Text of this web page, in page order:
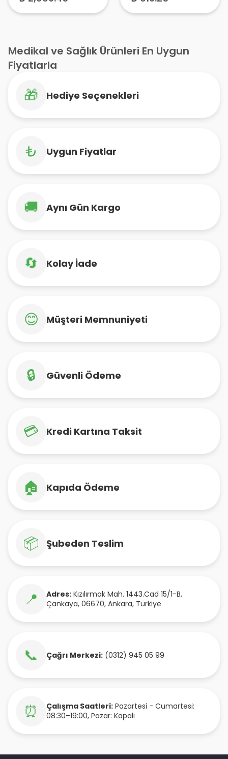
Medikal ve Sağlık Ürünleri En Uygun
Fiyatlarla
🎁 Hediye Seçenekleri
₺ Uygun Fiyatlar
🚚 Aynı Gün Kargo
🔄 Kolay İade
😊 Müşteri Memnuniyeti
🔒 Güvenli Ödeme
💳 Kredi Kartına Taksit
🏠 Kapıda Ödeme
📦 Şubeden Teslim
📍 Adres: Kızılırmak Mah. 1443.Cad 15/1-B,
Çankaya, 06670, Ankara, Türkiye
📞 Çağrı Merkezi: (0312) 945 05 99
⏰ Çalışma Saatleri: Pazartesi - Cumartesi:
08:30–19:00, Pazar: Kapalı